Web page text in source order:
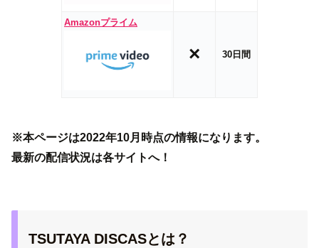
Amazonプライム
× 30日間
※本ページは2022年10月時点の情報になります。
最新の配信状況は各サイトへ！
TSUTAYA DISCASとは？